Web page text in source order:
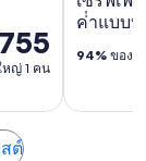
ญ่ 1 คน
ค่ําแบบบุ
94% ของนั
ต์